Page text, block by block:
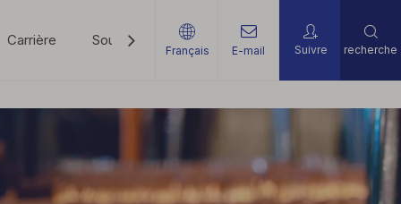
Carrière Soutien Nouvelles Contactez-Nous
Français E-mail Suivre recherche